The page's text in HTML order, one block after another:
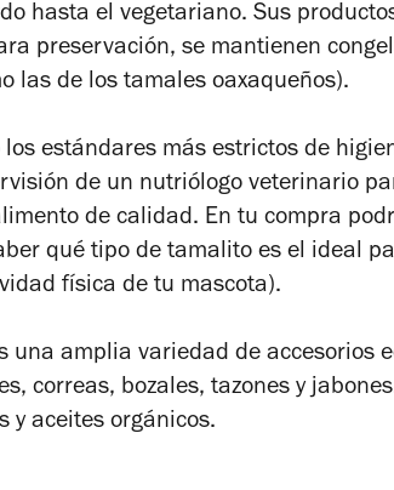
hasta el vegetariano. Sus
preservación, se mantienen
las de los tamales oaxaqueños).
estándares más estrictos de
de un nutriólogo veterinario
de calidad. En tu compra
qué tipo de tamalito es el ideal
física de tu mascota).
una amplia variedad de accesorios
correas, bozales, tazones y
y aceites orgánicos.